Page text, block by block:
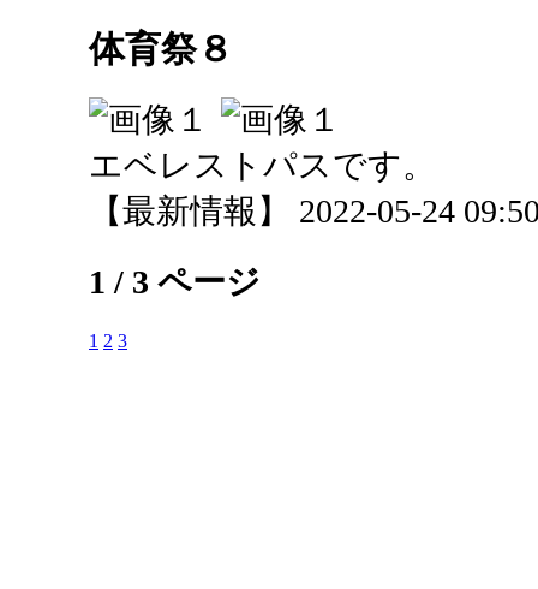
体育祭８
エベレストパスです。
【最新情報】 2022-05-24
1 / 3 ページ
1 2 3